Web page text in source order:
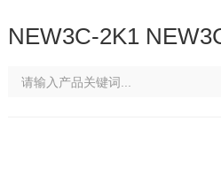
NEW3C-2K1